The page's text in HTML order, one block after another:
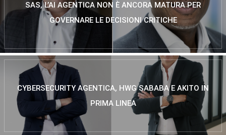
SAS, L’AI AGENTICA NON È ANCORA MATURA PER
GOVERNARE LE DECISIONI CRITICHE
CYBERSECURITY AGENTICA, HWG SABABA E AKITO IN
PRIMA LINEA